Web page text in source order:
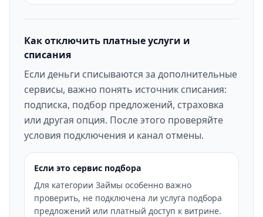
Как отключить платные услуги и
списания
Если деньги списываются за дополнительные
сервисы, важно понять источник списания:
подписка, подбор предложений, страховка
или другая опция. После этого проверяйте
условия подключения и канал отмены.
Если это сервис подбора
Для категории Займы особенно важно
проверить, не подключена ли услуга подбора
предложений или платный доступ к витрине.